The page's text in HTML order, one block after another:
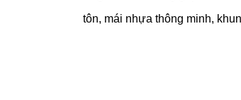
tôn, mái nhựa thông minh,